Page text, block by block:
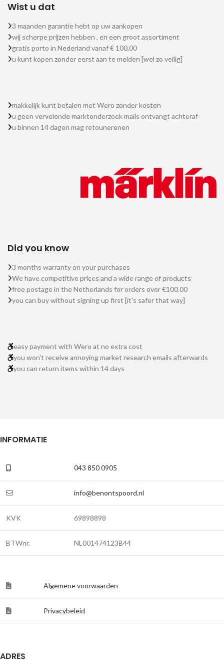
Wist u dat
3 maanden garantie hebt op uw aankopen
wij scherpe prijzen hebben , en een groot assortiment
gratis porto in Nederland vanaf € 100,00
u kunt kopen zonder eerst aan te melden [wel zo veilig]
makkelijk kunt betalen met Wero zonder kosten
u geen vervelende marktonderzoek mails ontvangt achteraf
u binnen 14 dagen mag retounerenen
Did you know
3 months warranty on your purchases
We have competitive prices and a wide range of products
free postage in the Netherlands for orders over €100.00
you can buy without signing up first [it's safer that way]
easy payment with Wero at no extra cost
you won't receive annoying market research emails afterwards
you can return items within 14 days
INFORMATIE
043 850 0905
info@benontspoord.nl
KVK 69898898
BTWnr. NL001474123B44
Algemene voorwaarden
Privacybeleid
ADRES